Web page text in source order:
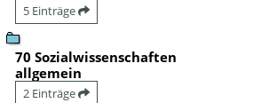
5 Einträge
70 Sozialwissenschaften
allgemein
2 Einträge